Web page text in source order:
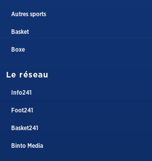
Autres sports
Basket
Boxe
Le réseau
Info241
Foot241
Basket241
Binto Media